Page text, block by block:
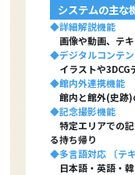
システムの主な
◆詳細解説機能
画像や動画、テ
◆デジタルコンテ
イラストや3DCG
◆館内外連携機能
館内と館外(史跡)
◆記念撮影機能
特定エリアでの
る持ち帰り
◆多言語対応 〔テキ
日本語・英語・